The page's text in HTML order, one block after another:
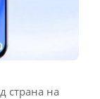
страна на